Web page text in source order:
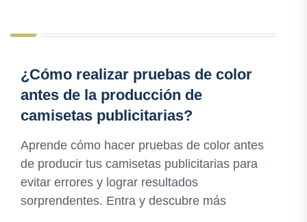
¿Cómo realizar pruebas de color
antes de la producción de
camisetas publicitarias?
Aprende cómo hacer pruebas de color antes
de producir tus camisetas publicitarias para
evitar errores y lograr resultados
sorprendentes. Entra y descubre más